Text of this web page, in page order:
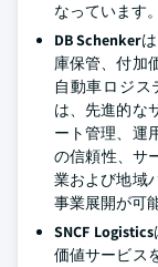
なっています。
DB Schenker
庫保管、付加
自動車ロジ
は、先進的な
ート管理、運
の信頼性、サ
業および地域
事業展開が可
SNCF Logistics
価値サービス